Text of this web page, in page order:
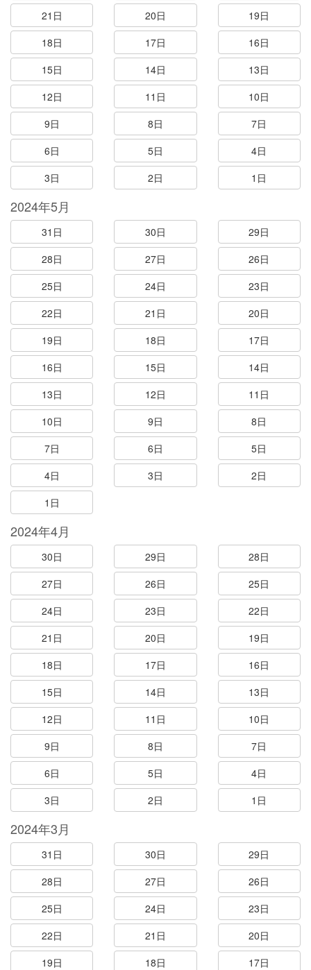
21日
20日
19日
18日
17日
16日
15日
14日
13日
12日
11日
10日
9日
8日
7日
6日
5日
4日
3日
2日 1日
2024年5月
31日 30日
29日
28日
27日
26日
25日
24日
23日
22日
21日
20日
19日
18日
17日
16日
15日
14日
13日
12日
11日
10日
9日
8日
7日
6日
5日
4日
3日
2日
1日
2024年4月
30日 29日
28日
27日
26日
25日
24日
23日
22日
21日
20日
19日
18日
17日
16日
15日
14日
13日
12日
11日
10日
9日
8日
7日
6日
5日
4日
3日
2日 1日
2024年3月
31日 30日
29日
28日
27日
26日
25日
24日
23日
22日
21日
20日
19日
18日
17日